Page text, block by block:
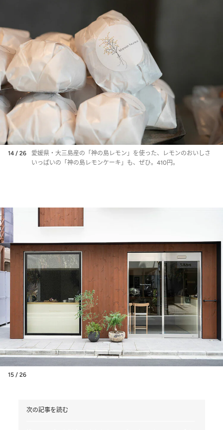
14 / 26
愛媛県・大三島産の「神の島レモン」を使った、レモンのおいしさ
いっぱいの「神の島レモンケーキ」も、ぜひ。410円。
15 / 26
次の記事を読む